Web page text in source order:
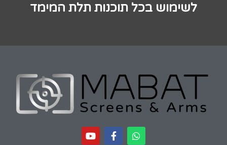
לשימוש בכל תוכנות תלת המימד